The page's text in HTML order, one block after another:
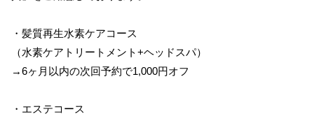
・髪質再生水素ケアコース
（水素ケアトリートメント+ヘッドスパ）
→6ヶ月以内の次回予約で1,000円オフ
・エステコース